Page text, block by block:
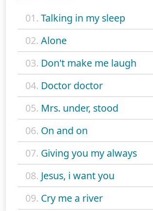
01. Talking in my sleep
02. Alone
03. Don't make me laugh
04. Doctor doctor
05. Mrs. under, stood
06. On and on
07. Giving you my always
08. Jesus, i want you
09. Cry me a river